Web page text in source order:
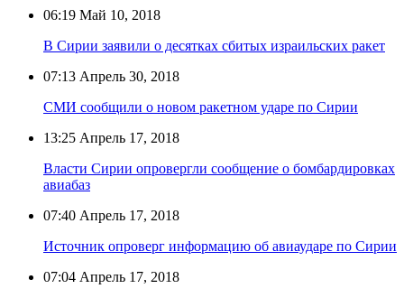
06:19 Май 10, 2018
В Сирии заявили о десятках сбитых израильских ракет
07:13 Апрель 30, 2018
СМИ сообщили о новом ракетном ударе по Сирии
13:25 Апрель 17, 2018
Власти Сирии опровергли сообщение о бомбардировках
авиабаз
07:40 Апрель 17, 2018
Источник опроверг информацию об авиаударе по Сирии
07:04 Апрель 17, 2018